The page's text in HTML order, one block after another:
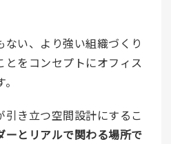
ない、より強い組織づくり
とをコンセプトにオフィス
引き立つ空間設計にするこ
ーとリアルで関わる場所で